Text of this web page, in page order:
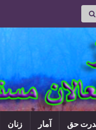
حق آمار زنان